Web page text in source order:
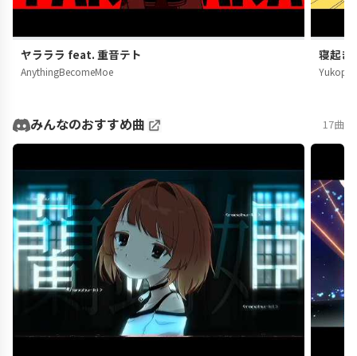
ヤラララ feat. 重音テト
AnythingBecomeMoe
寝起き
Yukopi
みんなのおすすめ曲 17曲